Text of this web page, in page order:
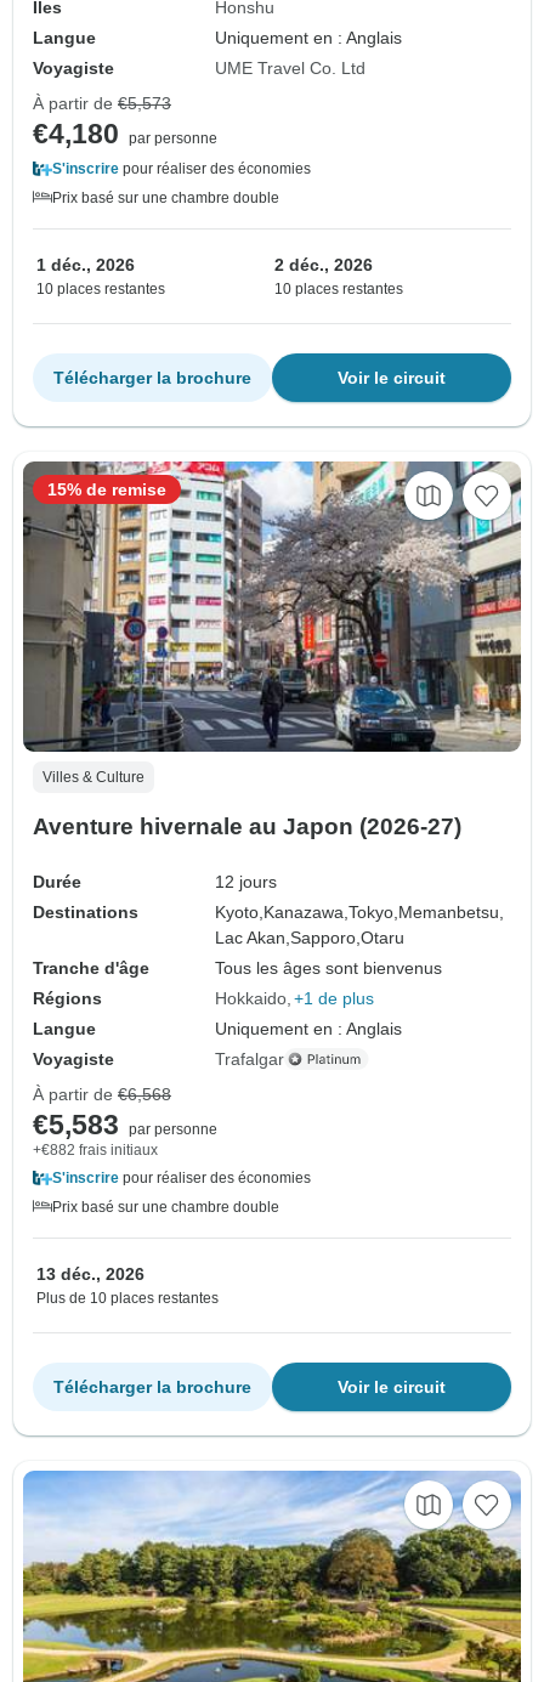
Îles
Honshu
Langue
Uniquement en : Anglais
Voyagiste
UME Travel Co. Ltd
À partir de €5,573
€4,180
par personne
S'inscrire pour réaliser des économies
Prix basé sur une chambre double
1 déc., 2026
10 places restantes
2 déc., 2026
10 places restantes
Voir le circuit
Télécharger la brochure
Villes & Culture
Aventure hivernale au Japon (2026-27)
Durée
12 jours
Destinations
Kyoto, Kanazawa,Tokyo, Memanbetsu,
Lac Akan,Sapporo,Otaru
Tranche d'âge
Tous les âges sont bienvenus
Régions
Hokkaido +1 de plus
Langue
Uniquement en : Anglais
Voyagiste
Trafalgar
15% de remise
À partir de €6,568
€5,583
par personne
+€882 frais initiaux
S'inscrire pour réaliser des économies
Prix basé sur une chambre double
13 déc., 2026
Plus de 10 places restantes
Voir le circuit
Télécharger la brochure